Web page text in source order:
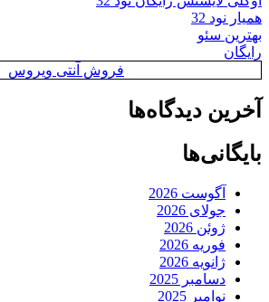
همیار نود 32
بهترین سئو
رایگان
فروش آنتی ویروس
آخرین دیدگاه‌ها
بایگانی‌ها
آگوست 2026
جولای 2026
ژوئن 2026
فوریه 2026
ژانویه 2026
دسامبر 2025
نوامبر 2025